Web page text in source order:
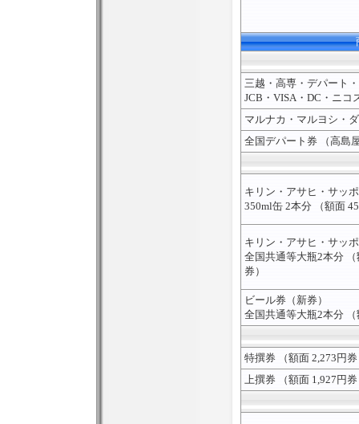
三越・高専・デパート
JCB・VISA・DC・ニコ
マルナカ・マルヨシ・
全国デパート券 （高島
キリン・アサヒ・サッ
350ml缶 2本分 （額面
キリン・アサヒ・サッ
全国共通等大瓶2本分
券）
ビール券（新券）
全国共通等大瓶2本分
特撰券 （額面 2,273円
上撰券 （額面 1,927円